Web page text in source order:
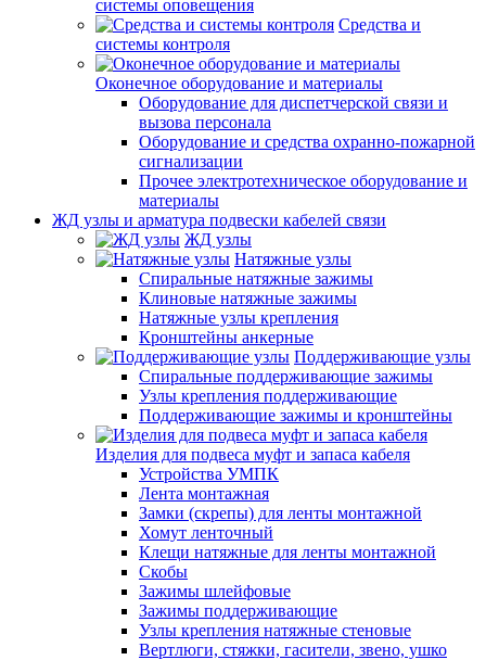
системы оповещения
Средства и
системы контроля
Оконечное оборудование и материалы
Оборудование для диспетчерской связи и
вызова персонала
Оборудование и средства охранно-пожарной
сигнализации
Прочее электротехническое оборудование и
материалы
ЖД узлы и арматура подвески кабелей связи
ЖД узлы
Натяжные узлы
Спиральные натяжные зажимы
Клиновые натяжные зажимы
Натяжные узлы крепления
Кронштейны анкерные
Поддерживающие узлы
Спиральные поддерживающие зажимы
Узлы крепления поддерживающие
Поддерживающие зажимы и кронштейны
Изделия для подвеса муфт и запаса кабеля
Устройства УМПК
Лента монтажная
Замки (скрепы) для ленты монтажной
Хомут ленточный
Клещи натяжные для ленты монтажной
Скобы
Зажимы шлейфовые
Зажимы поддерживающие
Узлы крепления натяжные стеновые
Вертлюги, стяжки, гасители, звено, ушко